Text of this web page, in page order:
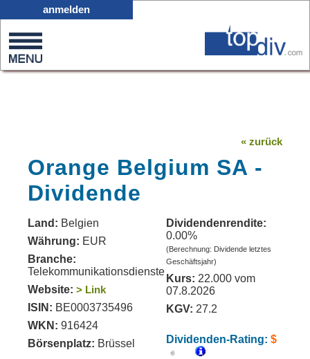
0
on
anmelden
« zurück
Orange Belgium SA -
Dividende
Land: Belgien
Währung: EUR
Branche:
Telekommunikationsdienste
Website: > Link
ISIN: BE0003735496
WKN: 916424
Börsenplatz: Brüssel
Dividendenrendite:
0.00%
(Berechnung: Dividende letztes
Geschäftsjahr)
Kurs: 22.000 vom
07.8.2026
KGV: 27.2
Dividenden-Rating: $